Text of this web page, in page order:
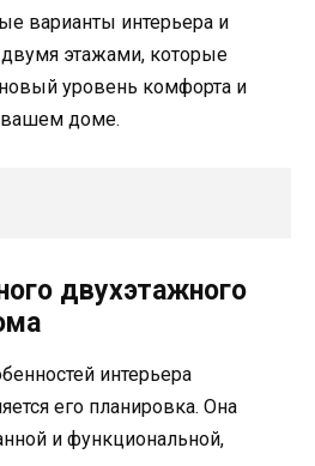
варианты интерьера и
этажами, которые
уровень комфорта и
доме.
двухэтажного
интерьера
его планировка. Она
и функциональной,